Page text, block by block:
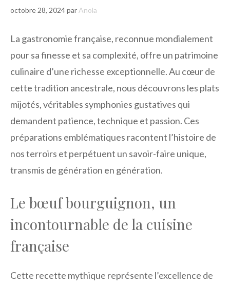
octobre 28, 2024par Anola
La gastronomie française, reconnue mondialement
pour sa finesse et sa complexité, offre un patrimoine
culinaire d’une richesse exceptionnelle. Au cœur de
cette tradition ancestrale, nous découvrons les plats
mijotés, véritables symphonies gustatives qui
demandent patience, technique et passion. Ces
préparations emblématiques racontent l’histoire de
nos terroirs et perpétuent un savoir-faire unique,
transmis de génération en génération.
Le bœuf bourguignon, un
incontournable de la cuisine
française
Cette recette mythique représente l’excellence de